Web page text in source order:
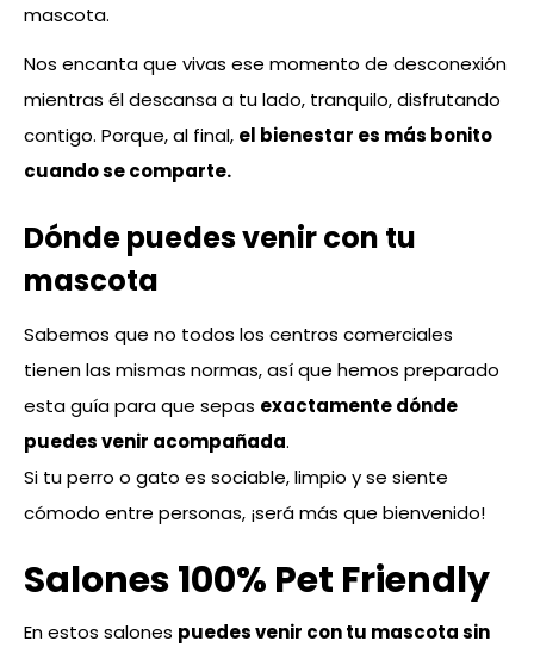
mascota.
Nos encanta que vivas ese momento de desconexión
mientras él descansa a tu lado, tranquilo, disfrutando
contigo. Porque, al final, el bienestar es más bonito
cuando se comparte.
Dónde puedes venir con tu
mascota
Sabemos que no todos los centros comerciales
tienen las mismas normas, así que hemos preparado
esta guía para que sepas exactamente dónde
puedes venir acompañada.
Si tu perro o gato es sociable, limpio y se siente
cómodo entre personas, ¡será más que bienvenido!
Salones 100% Pet Friendly
En estos salones puedes venir con tu mascota sin